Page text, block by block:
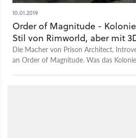
10.01.2019
Order of Magnitude -
Stil von Rimworld, aber mit
Die Macher von Prison Architect,
an Order of Magnitude. Was das